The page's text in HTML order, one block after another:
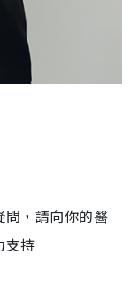
問，請向你的醫
支持